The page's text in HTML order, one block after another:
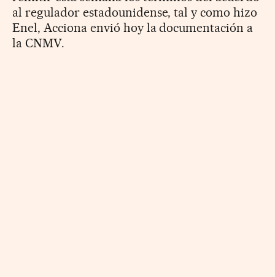
al regulador estadounidense, tal y como hizo
Enel, Acciona envió hoy la documentación a
la CNMV.